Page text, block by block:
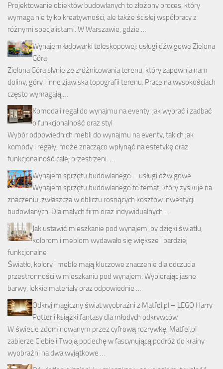
Projektowanie obiektów budowlanych to złożony proces, który
wymaga nie tylko kreatywności, ale także ścisłej współpracy z
różnymi specjalistami. W Warszawie, gdzie …
Wynajem ładowarki teleskopowej: usługi dźwigowe Zielona
Góra
Zielona Góra słynie ze zróżnicowania terenu, który zapewnia nam
doliny, góry i inne zjawiska topografii terenu. Prace na wysokościach
często wymagają …
Komoda i regał do wynajmu na eventy: jak wybrać i zadbać
o funkcjonalność oraz styl
Wybór odpowiednich mebli do wynajmu na eventy, takich jak
komody i regały, może znacząco wpłynąć na estetykę oraz
funkcjonalność całej przestrzeni. …
Wynajem sprzętu budowlanego – usługi dźwigowe
Wynajem sprzętu budowlanego to temat, który zyskuje na
znaczeniu, zwłaszcza w obliczu rosnących kosztów inwestycji
budowlanych. Dla małych firm oraz indywidualnych …
Jak ustawić mieszkanie pod wynajem, by dzięki światłu,
kolorom i meblom wydawało się większe i bardziej
funkcjonalne
Światło, kolory i meble mają kluczowe znaczenie dla odczucia
przestronności w mieszkaniu pod wynajem. Wybierając jasne
barwy, lekkie materiały oraz odpowiednie …
Odkryj magiczny świat wyobraźni z Matfel.pl – LEGO Harry
Potter i książki fantasy dla młodych odkrywców
W świecie zdominowanym przez cyfrową rozrywkę, Matfel.pl
zabierze Ciebie i Twoją pociechę w fascynującą podróż do krainy
wyobraźni na dwa wyjątkowe …